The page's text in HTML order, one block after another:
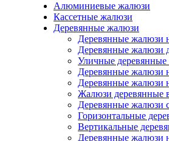
Алюминиевые жалюзи
Кассетные жалюзи
Деревянные жалюзи
Деревянные жалюзи
Деревянные жалюзи
Уличные
Деревянные жалюзи
Деревянные жалюзи
Жалюзи деревянные
Деревянные жалюзи
Горизонтальные
Вертикальные
Деревянные жалюзи